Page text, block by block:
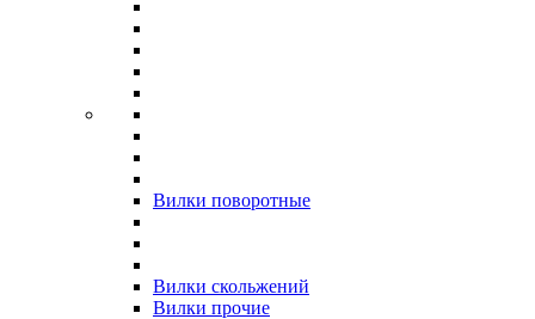
Вилки поворотные
Вилки скольжений
Вилки прочие